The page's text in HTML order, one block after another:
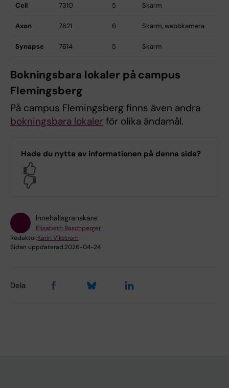
Cell 7310 5 Skärm
Axon 7621 6 Skärm, webbkamera
Synapse 7614 5 Skärm
Bokningsbara lokaler på campus
Flemingsberg
På campus Flemingsberg finns även andra
bokningsbara lokaler för olika ändamål.
Hade du nytta av informationen på denna sida?
Innehållsgranskare:
Elisabeth Raschperger
Redaktör:Karin Vikström
Sidan uppdaterad:2026-04-24
Dela